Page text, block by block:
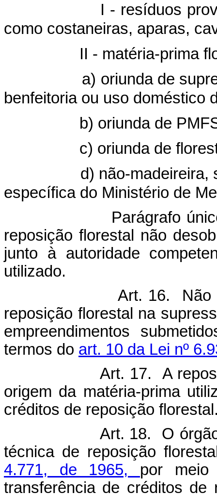
como costaneiras, aparas,
matéria-prima
de supressão
benfeitoria ou uso doméstico
oriunda de
de floresta
madeireira, salvo
específica do Ministério de
único. A
reposição florestal não
junto à autoridade
utilizado.
Art. 16. Não
reposição florestal na
empreendimentos
termos do art. 10 da Lei nº
Art. 17. A
origem da matéria-prima
créditos de reposição
Art. 18. O
técnica de reposição
4.771, de 1965, por meio
transferência de créditos de